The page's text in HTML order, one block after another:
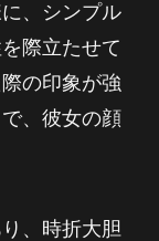
、シンプル
際立たせて
の印象が強
、彼女の顔
、時折大胆